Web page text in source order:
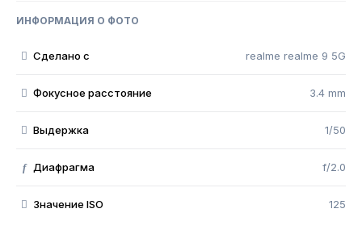
ИНФОРМАЦИЯ О ФОТО
Сделано с realme realme 9 5G
Фокусное расстояние 3.4 mm
Выдержка 1/50
f Диафрагма f/2.0
Значение ISO 125